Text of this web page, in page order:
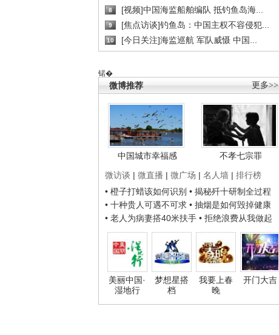
8 [视频]中国海监船舶编队 抵钓鱼岛海...
9 [焦点访谈]钓鱼岛：中国主权不容侵犯...
10 [今日关注]海监巡航 军队威慑 中国...
锘�
更多>>
微博推荐
中国城市幸福感
不孝七宗罪
微访谈 | 微直播 | 微广场 | 名人墙 | 排行榜
• 橙子打蜡该如何识别 • 揭秘歼十研制全过程
• 十种贵人可遇不可求 • 抽烟是如何毁掉健康
• 老人为病妻搭40米扶手 • 拒绝浪费从我做起
美丽中国·
湿地行
梦想星搭
档
我要上春
晚
开门大吉